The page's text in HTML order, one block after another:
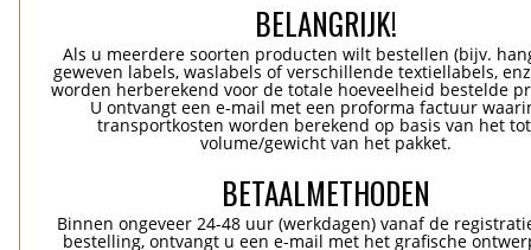
BELANGRIJK!
Als u meerdere soorten producten wilt bestellen (bijv.
geweven labels, waslabels of verschillende textiellabels,
worden herberekend voor de totale hoeveelheid bestelde
U ontvangt een e-mail met een proforma factuur
transportkosten worden berekend op basis van het
volume/gewicht van het pakket.
BETAALMETHODEN
Binnen ongeveer 24-48 uur (werkdagen) vanaf de
bestelling, ontvangt u een e-mail met het grafische